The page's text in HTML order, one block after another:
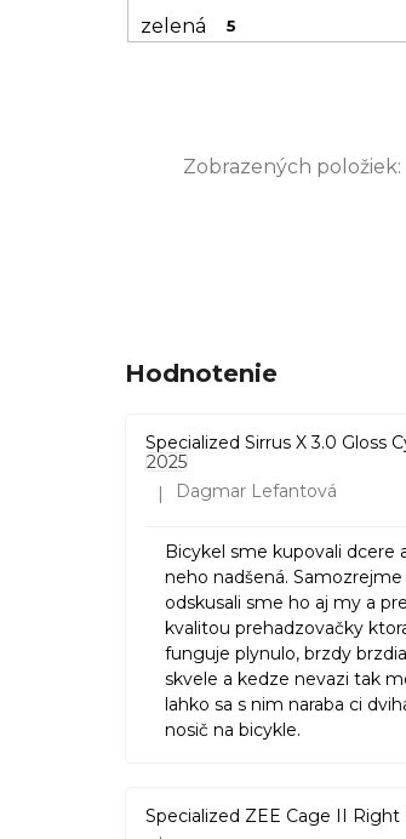
XXS (30-32)
152-158
zelená 5
červená
šedá 6
krémová 2
Zobrazených položiek:
Hodnotenie
2025
Hodnotenie produktu je 5 z 5
Dagmar Lefantová
Bicykel sme kupovali dcere
neho nadšená. Samozrejme
odskusali sme ho aj my a
kvalitou prehadzovačky
funguje plynulo, brzdy
skvele a kedze nevazi tak
lahko sa s nim naraba ci
nosič na bicykle.